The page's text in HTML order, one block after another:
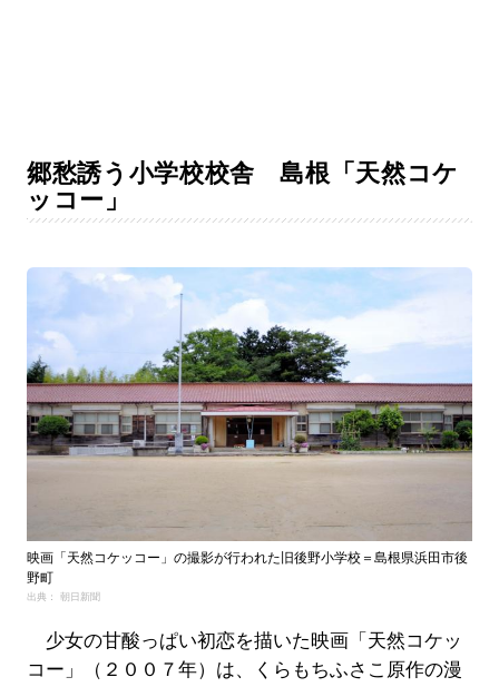
郷愁誘う小学校校舎 島根「天然コケ
ッコー」
映画「天然コケッコー」の撮影が行われた旧後野小学校＝島根県浜田市後
野町
出典： 朝日新聞
少女の甘酸っぱい初恋を描いた映画「天然コケッ
コー」（２００７年）は、くらもちふさこ原作の漫